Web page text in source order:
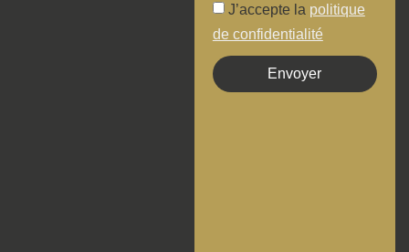
J’accepte la politique
de confidentialité
Envoyer